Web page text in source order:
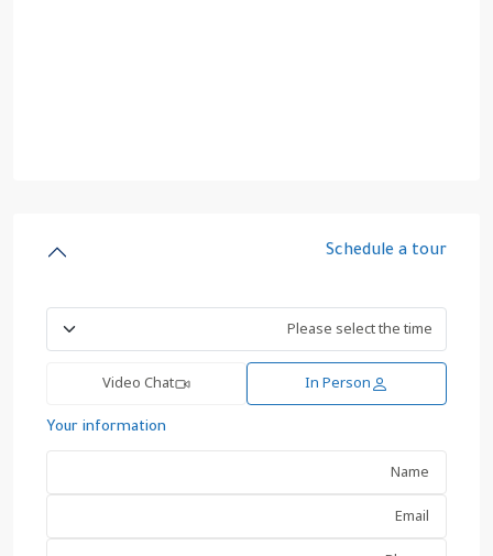
Schedule a tour
In Person
Video Chat
Your information